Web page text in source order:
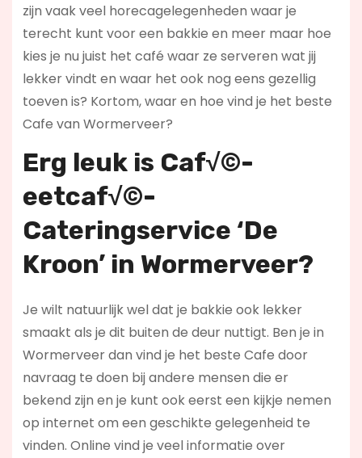
zijn vaak veel horecagelegenheden waar je
terecht kunt voor een bakkie en meer maar hoe
kies je nu juist het café waar ze serveren wat jij
lekker vindt en waar het ook nog eens gezellig
toeven is? Kortom, waar en hoe vind je het beste
Cafe van Wormerveer?
Erg leuk is Caf√©-
eetcaf√©-
Cateringservice ‘De
Kroon’ in Wormerveer?
Je wilt natuurlijk wel dat je bakkie ook lekker
smaakt als je dit buiten de deur nuttigt. Ben je in
Wormerveer dan vind je het beste Cafe door
navraag te doen bij andere mensen die er
bekend zijn en je kunt ook eerst een kijkje nemen
op internet om een geschikte gelegenheid te
vinden. Online vind je veel informatie over